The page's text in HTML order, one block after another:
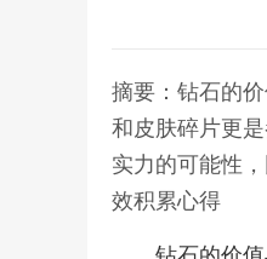
摘要：钻石的
和皮肤碎片更
实力的可能性
效积累心得